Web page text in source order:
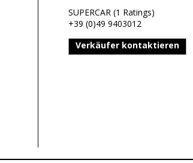
SUPERCAR (1 Ratings)
+39 (0)49 9403012
Verkäufer kontaktieren